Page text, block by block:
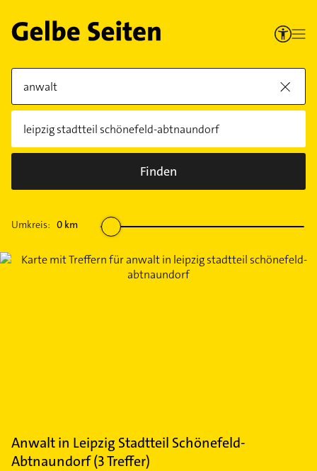
Finden
Umkreis: 0 km
Anwaltin Leipzig Stadtteil Schönefeld-
Abtnaundorf(3Treffer)